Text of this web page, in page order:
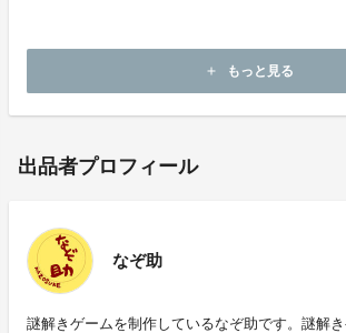
希望した購入者には返金を行います。
add もっと見る
出品者プロフィール
なぞ助
謎解きゲームを制作しているなぞ助です。謎解